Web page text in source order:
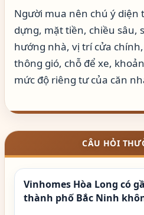
Người mua nên chú ý diện
dựng, mặt tiền, chiều sâu,
hướng nhà, vị trí cửa
thông gió, chỗ để xe,
mức độ riêng tư của căn
CÂU HỎI
Vinhomes Hòa Long có
thành phố Bắc Ninh